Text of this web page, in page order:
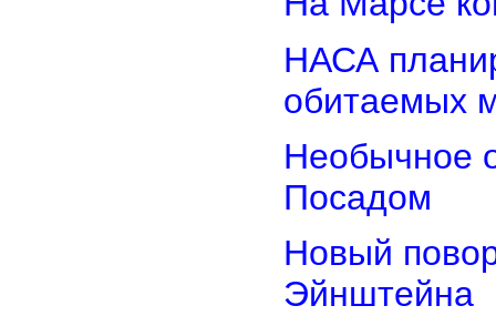
НАСА
обитаемых
Необычное
Посадом
Новый
Эйнштейна